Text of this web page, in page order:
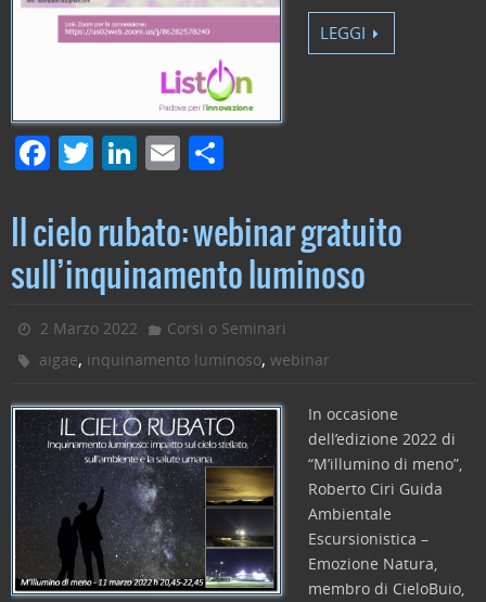
LEGGI
F
c
e
b
o
o
k
T
itt
er
Li
k
e
dI
n
E
ai
l
n
di
vi
di
Il cielo rubato: webinar gratuito
sull’inquinamento luminoso
2 Marzo 2022
Corsi o Seminari
aigae, inquinamento luminoso,webinar
In occasione
dell’edizione 2022 di
“M’illumino di meno”,
Roberto Ciri Guida
Ambientale
Escursionistica –
Emozione Natura,
membro di CieloBuio,